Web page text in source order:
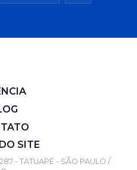
SITE
- TATUAPÉ - SÃO PAULO /